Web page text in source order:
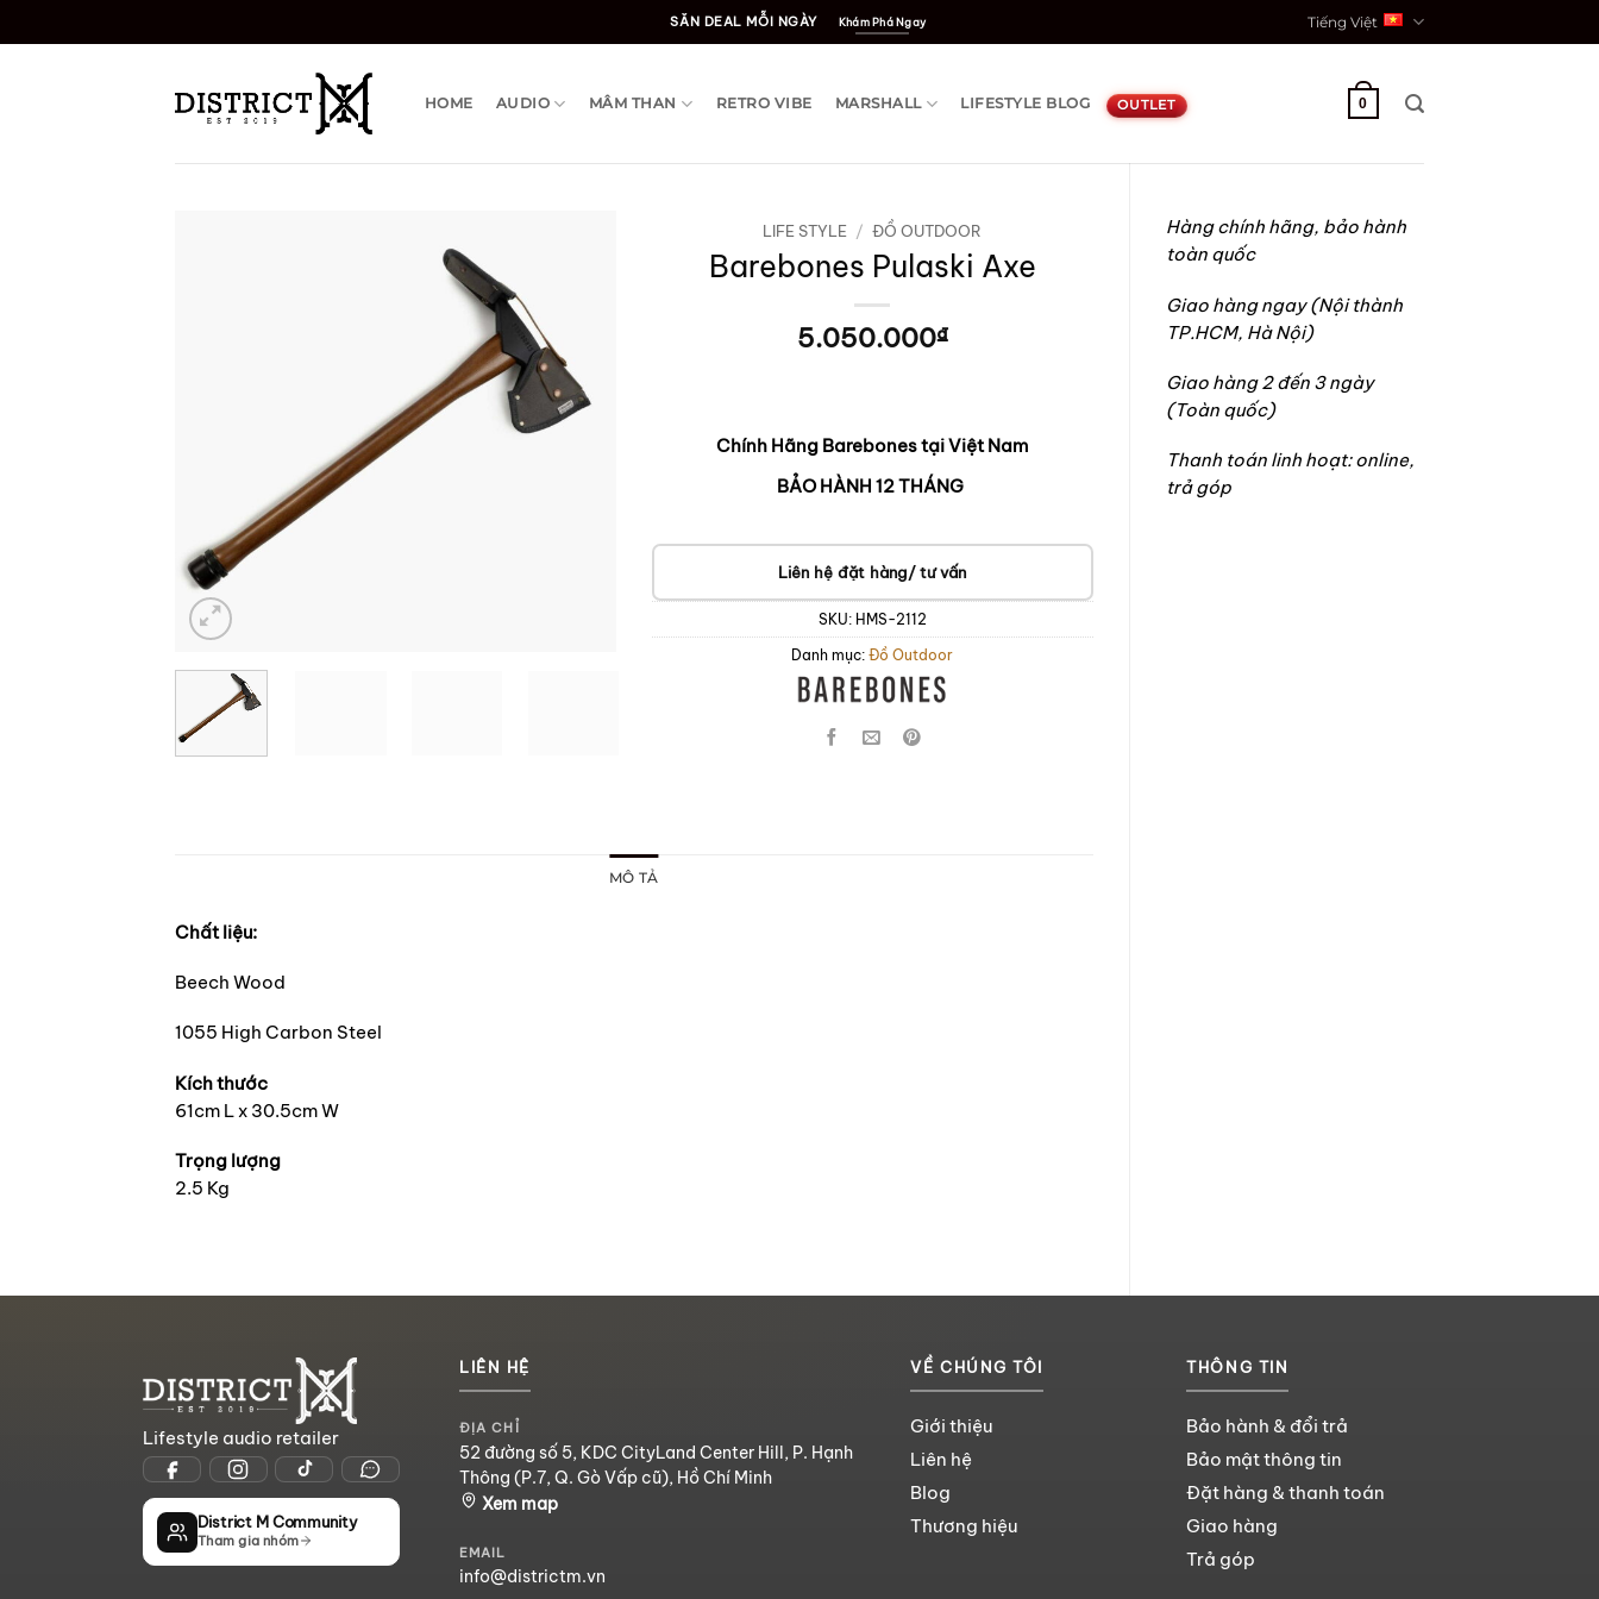
qua
SĂN DEAL MỖI NGÀY Khám Phá Ngay Tiếng Việt
HOME AUDIO MÂM THAN RETRO VIBE MARSHALL LIFESTYLE BLOG OUTLET 0
Hàng chính hãng, bảo hành
toàn quốc
Giao hàng ngay (Nội thành
TP.HCM, Hà Nội)
Giao hàng 2 đến 3 ngày
(Toàn quốc)
Thanh toán linh hoạt: online,
trả góp
LIFE STYLE / ĐỒ OUTDOOR
Barebones Pulaski Axe
5.050.000₫
Chính Hãng Barebones tại Việt Nam
BẢO HÀNH 12 THÁNG
Liên hệ đặt hàng/ tư vấn
SKU: HMS-2112
Danh mục:Đồ Outdoor
MÔ TẢ
Chất liệu:
Beech Wood
1055 High Carbon Steel
Kích thước
61cm L x 30.5cm W
Trọng lượng
2.5 Kg
Lifestyle audio retailer
District M Community
Tham gia nhóm
LIÊN HỆ
ĐỊA CHỈ
52 đường số 5, KDC CityLand Center Hill, P. Hạnh
Thông (P.7, Q. Gò Vấp cũ), Hồ Chí Minh
Xem map
EMAIL
info@districtm.vn
VỀ CHÚNG TÔI
Giới thiệu
Liên hệ
Blog
Thương hiệu
THÔNG TIN
Bảo hành & đổi trả
Bảo mật thông tin
Đặt hàng & thanh toán
Giao hàng
Trả góp